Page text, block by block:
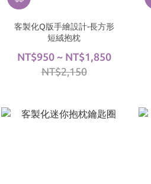
客製化Q版手繪設計-長方形
短絨抱枕
NT$950 ~ NT$1,850
NT$2,150